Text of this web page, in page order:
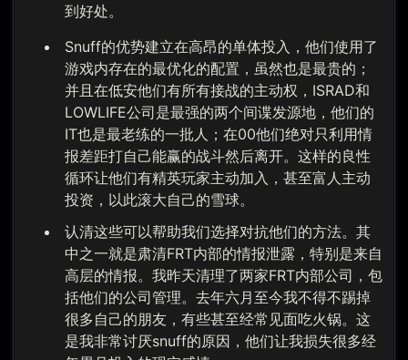
到好处。
Snuff的优势建立在高昂的单体投入，他们使用了
游戏内存在的最优化的配置，虽然也是最贵的；
并且在低安他们有所有接战的主动权，ISRAD和
LOWLIFE公司是最强的两个间谍发源地，他们的
IT也是最老练的一批人；在00他们绝对只利用情
报差距打自己能赢的战斗然后离开。这样的良性
循环让他们有精英玩家主动加入，甚至富人主动
投资，以此滚大自己的雪球。
认清这些可以帮助我们选择对抗他们的方法。其
中之一就是肃清FRT内部的情报泄露，特别是来自
高层的情报。我昨天清理了两家FRT内部公司，包
括他们的公司管理。去年六月至今我不得不踢掉
很多自己的朋友，有些甚至经常见面吃火锅。这
是我非常讨厌snuff的原因，他们让我损失很多经